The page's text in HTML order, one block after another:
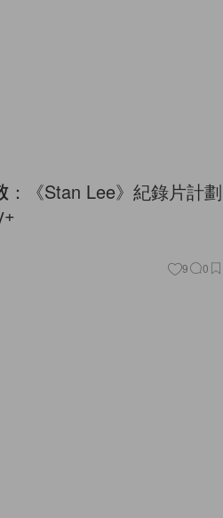
《Stan Lee》紀錄片計劃
9 0